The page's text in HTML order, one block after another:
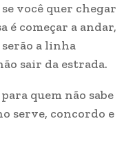
você quer chegar
é começar a andar,
a linha
sair da estrada.
quem não sabe
serve, concordo e